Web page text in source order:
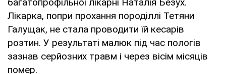
Лікарка, попри прохання породіллі Тетяни
Галущак, не стала проводити їй кесарів
розтин. У результаті малюк під час пологів
зазнав серйозних травм і через вісім місяців
помер.